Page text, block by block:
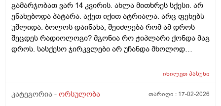
გამოიყენებს, გაყინული კიდევ ისევ მორჩება
კლინიკაში, ამ დროს შემდგომ როგორ განვითარდება
სცენარი? რა ბედი ეწევა დარჩენილ გაყინულ
კვერცხუჯრედებს?_თუ მათ ვადა გასდით,
გამოიყენებენ მანამ სხვა ქალის
მიუხედავად? თუ არ შეწუხდებით, დეტალურად რომ
მადლობა!
გამარჯობათ ვარ 14 კვირის. ახლა მითხრეს სქესი. არ
ენახებოდა პატარა. აქეთ იქით ატრიალა. არც ფეხებს
უშლიდა. ბოლოს დაინახა, შეიძლება რომ ამ დროს
შეცდეს რადიოლოგი? მგონია რო ჭიპლარი ქონდა მაგ
დროს. სასქესო ჯირკვლები არ უჩანდა მხოლოდ
იხილეთპასუხი
კატეგორია - ორსულობა თარიღი : 17-02-2026